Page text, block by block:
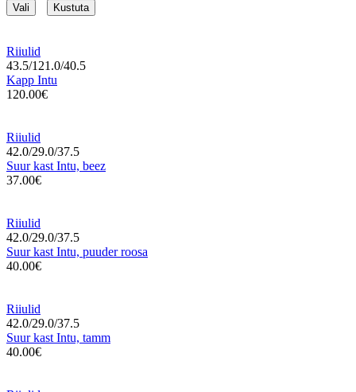
Vali Kustuta
Riiulid
43.5/121.0/40.5
Kapp Intu
120.00€
Riiulid
42.0/29.0/37.5
Suur kast Intu, beez
37.00€
Riiulid
42.0/29.0/37.5
Suur kast Intu, puuder roosa
40.00€
Riiulid
42.0/29.0/37.5
Suur kast Intu, tamm
40.00€